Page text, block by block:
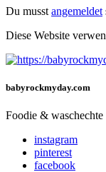
Du musst angemeldet
Diese Website
babyrockmyday.com
Foodie & waschechte
instagram
pinterest
facebook